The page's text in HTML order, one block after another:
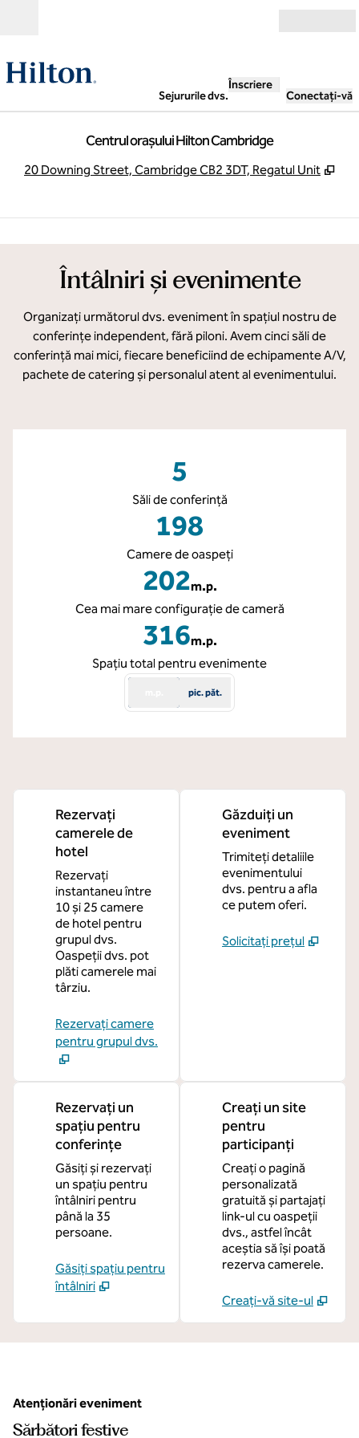
Sejururile dvs.
Înscriere
Conectați-vă
Centrul orașului Hilton Cambridge
20 Downing Street, Cambridge CB2 3DT, Regatul Unit ,
1/11
Întâlniri și evenimente
Organizați următorul dvs. eveniment în spațiul nostru de
conferințe independent, fără piloni. Avem cinci săli de
conferință mai mici, fiecare beneficiind de echipamente A/V,
pachete de catering și personalul atent al evenimentului.
5
Săli de conferință
198
Camere de oaspeţi
202m.p.
Metri pătrați
Cea mai mare configurație de cameră
316m.p.
Metri pătrați
Spațiu total pentru evenimente
pic. păt.
Rezervați
camerele de
hotel
Rezervați
instantaneu între
10 și 25 camere
de hotel pentru
grupul dvs.
Oaspeții dvs. pot
plăti camerele mai
târziu.
Rezervați camere
pentru grupul dvs.
Găzduiți un
eveniment
Trimiteți detaliile
evenimentului
dvs. pentru a afla
ce putem oferi.
Solicitați prețul
Rezervați un
spațiu pentru
conferințe
Găsiți și rezervați
un spațiu pentru
întâlniri pentru
până la 35
persoane.
Găsiți spațiu pentru
întâlniri
Creați un site
pentru
participanți
Creați o pagină
personalizată
gratuită și partajați
link-ul cu oaspeții
dvs., astfel încât
aceștia să își poată
rezerva camerele.
Creați-vă site-ul
Atenționări eveniment
Sărbători festive